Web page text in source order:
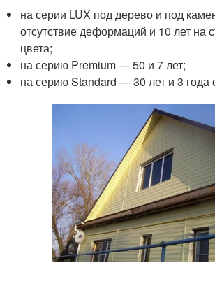
на серии LUX под дерево и под
отсутствие деформаций и 10 лет на
цвета;
на серию Premium — 50 и 7 лет;
на серию Standard — 30 лет и 3 года